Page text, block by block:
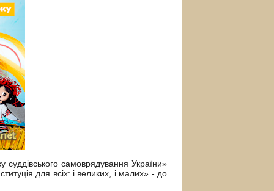
суддівського самоврядування України»
для всіх: і великих, і малих» - до